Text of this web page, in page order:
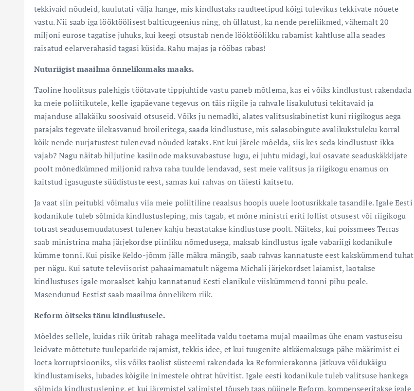
tekkivaid nõudeid, kuulutati välja hange, mis kindlustaks raudteetipud kõigi tulevikus tekkivate nõuete
vastu. Nii saab iga lööktöölisest balticugeenius ning, oh üllatust, ka nende pereliikmed, vähemalt 20
miljoni eurose tagatise juhuks, kui keegi otsustab nende lööktöölikku rabamist kahtluse alla seades
raisatud eelarverahasid tagasi küsida. Rahu majas ja rööbas rabas!
Nuturiigist maailma õnnelikumaks maaks.
Taoline hoolitsus palehigis töötavate tippjuhtide vastu paneb mõtlema, kas ei võiks kindlustust rakendada
ka meie poliitikutele, kelle igapäevane tegevus on täis riigile ja rahvale lisakulutusi tekitavaid ja
majanduse allakäiku soosivaid otsuseid. Võiks ju nemadki, alates valitsuskabinetist kuni riigikogus aega
parajaks tegevate ülekasvanud broileritega, saada kindlustuse, mis salasobingute avalikukstuleku korral
kõik nende nurjatustest tulenevad nõuded kataks. Ent kui järele mõelda, siis kes seda kindlustust ikka
vajab? Nagu näitab hiljutine kasiinode maksuvabastuse lugu, ei juhtu midagi, kui osavate seaduskäkkijate
poolt mõnedkümned miljonid rahva raha tuulde lendavad, sest meie valitsus ja riigikogu enamus on
kaitstud igasuguste süüdistuste eest, samas kui rahvas on täiesti kaitsetu.
Ja vaat siin peitubki võimalus viia meie poliitiline reaalsus hoopis uuele lootusrikkale tasandile. Igale Eesti
kodanikule tuleb sõlmida kindlustusleping, mis tagab, et mõne ministri eriti lollist otsusest või riigikogu
totrast seadusemuudatusest tulenev kahju heastatakse kindlustuse poolt. Näiteks, kui poissmees Terras
saab ministrina maha järjekordse piinliku nõmedusega, maksab kindlustus igale vabariigi kodanikule
kümme tonni. Kui pisike Keldo-jõmm jälle mäkra mängib, saab rahvas kannatuste eest kakskümmend tuhat
per nägu. Kui satute televiisorist pahaaimamatult nägema Michali järjekordset laiamist, laotakse
kindlustuses igale moraalset kahju kannatanud Eesti elanikule viiskümmend tonni pihu peale.
Masendunud Eestist saab maailma õnnelikem riik.
Reform õitseks tänu kindlustusele.
Mõeldes sellele, kuidas riik üritab rahaga meelitada valdu toetama mujal maailmas ühe enam vastuseisu
leidvate mõttetute tuuleparkide rajamist, tekkis idee, et kui tuugenite altkäemaksuga pähe määrimist ei
loeta korruptsiooniks, siis võiks taolist süsteemi rakendada ka Reformierakonna jätkuva võidukäigu
kindlustamiseks, lubades kõigile inimestele ohtrat hüvitist. Igale eesti kodanikule tuleb valitsuse hankega
sõlmida kindlustusleping, et kui järgmistel valimistel tõuseb taas püünele Reform, kompenseeritakse igale